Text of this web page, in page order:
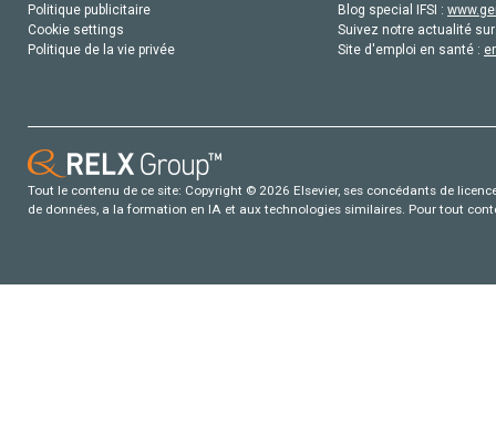
Politique publicitaire
Cookie settings
Politique de la vie privée
Blog special IFSI :
Suivez notre actualité
Site d'emploi en santé :
Tout le contenu de ce site: Copyright © 2026 Elsevier, ses concédants de
de données, a la formation en IA et aux technologies similaires. Pour tout